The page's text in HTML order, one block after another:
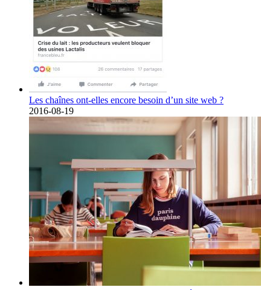
Les chaînes ont-elles encore besoin d’un site web ?
2016-08-19